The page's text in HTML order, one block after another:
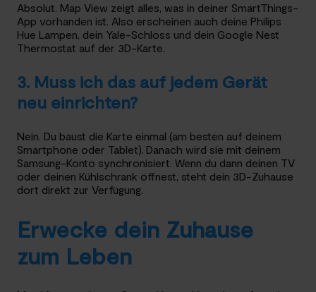
Absolut. Map View zeigt alles, was in deiner SmartThings-
App vorhanden ist. Also erscheinen auch deine Philips
Hue Lampen, dein Yale-Schloss und dein Google Nest
Thermostat auf der 3D-Karte.
3. Muss ich das auf jedem Gerät
neu einrichten?
Nein. Du baust die Karte einmal (am besten auf deinem
Smartphone oder Tablet). Danach wird sie mit deinem
Samsung-Konto synchronisiert. Wenn du dann deinen TV
oder deinen Kühlschrank öffnest, steht dein 3D-Zuhause
dort direkt zur Verfügung.
Erwecke dein Zuhause
zum Leben